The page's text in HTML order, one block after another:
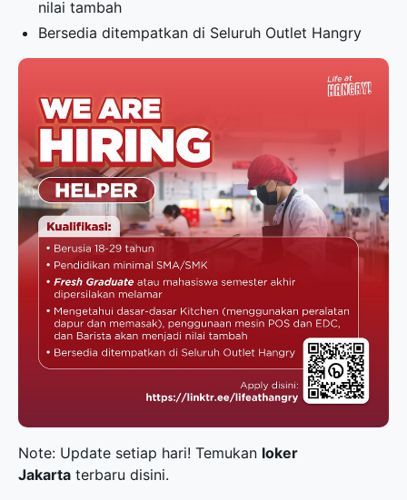
nilai tambah
Bersedia ditempatkan di Seluruh Outlet Hangry
Note: Update setiap hari! Temukan loker
Jakarta terbaru disini.